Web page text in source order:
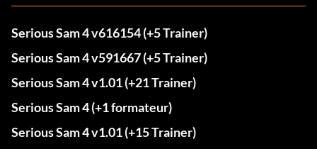
Serious Sam 4 v616154 (+5 Trainer)
Serious Sam 4 v591667 (+5 Trainer)
Serious Sam 4 v1.01 (+21 Trainer)
Serious Sam 4 (+1 formateur)
Serious Sam 4 v1.01 (+15 Trainer)